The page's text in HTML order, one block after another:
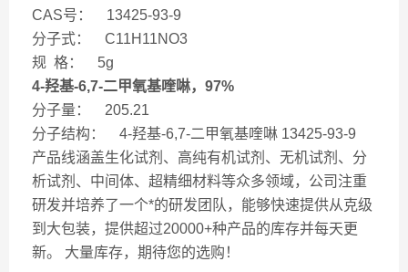
CAS号： 13425-93-9
分子式： C11H11NO3
规 格： 5g
4-羟基-6,7-二甲氧基喹啉，97%
分子量： 205.21
分子结构： 4-羟基-6,7-二甲氧基喹啉 13425-93-9
产品线涵盖生化试剂、高纯有机试剂、无机试剂、分
析试剂、中间体、超精细材料等众多领域，公司注重
研发并培养了一个*的研发团队，能够快速提供从克级
到大包装，提供超过20000+种产品的库存并每天更
新。 大量库存，期待您的选购！